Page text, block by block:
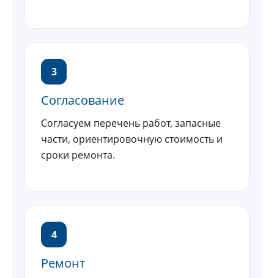
3
Согласование
Согласуем перечень работ, запасные
части, ориентировочную стоимость и
сроки ремонта.
4
Ремонт